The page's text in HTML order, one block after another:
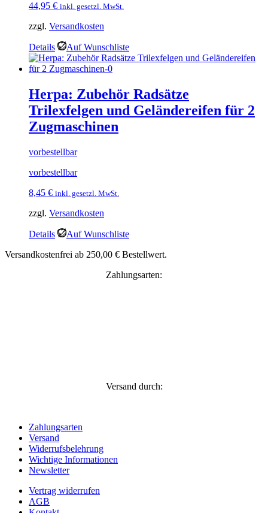
44,95 € inkl. gesetzl. MwSt.
zzgl. Versandkosten
Details Auf Wunschliste
Herpa: Zubehör Radsätze
Trilexfelgen und Geländereifen für 2
Zugmaschinen
vorbestellbar
vorbestellbar
8,45 € inkl. gesetzl. MwSt.
zzgl. Versandkosten
Details
Auf Wunschliste
Versandkostenfrei ab 250,00 € Bestellwert.
Zahlungsarten:
Versand durch:
Zahlungsarten
Versand
Widerrufsbelehrung
Wichtige Informationen
Newsletter
Vertrag widerrufen
AGB